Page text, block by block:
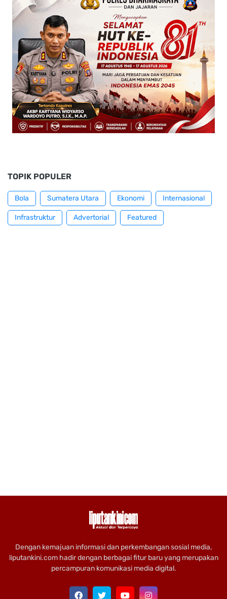
TOPIK POPULER
Bola Sumatera Utara Ekonomi Internasional
Infrastruktur Advertorial Featured
Dengan kemajuan informasi dan perkembangan sosial media,
liputankini.com hadir dengan berbagai fitur baru yang merupakan
percampuran komunikasi media digital.